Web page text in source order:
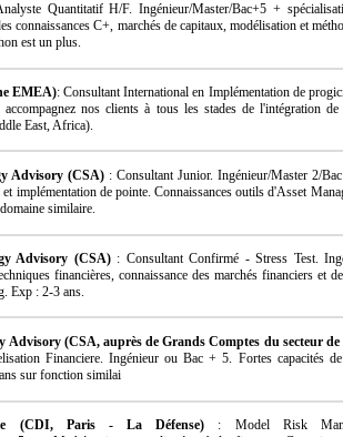
Quantitatif H/F. Ingénieur/Master/Bac+5 +
connaissances C+, marchés de capitaux, modélisation et
est un plus.
EMEA): Consultant International en Implémentation de
nos clients à tous les stades de l'intégration de
East, Africa).
Advisory (CSA) : Consultant Junior. Ingénieur/Master 2/
implémentation de pointe. Connaissances outils d'Asset
similaire.
Advisory (CSA) : Consultant Confirmé - Stress Test.
financières, connaissance des marchés financiers et
Exp : 2-3 ans.
Advisory (CSA, auprès de Grands Comptes du secteur
Financiere. Ingénieur ou Bac + 5. Fortes capacités
sur fonction similai
(CDI, Paris - La Défense) : Model Risk